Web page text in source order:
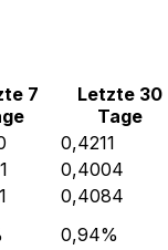
7
Letzte 30
Tage
0,4211
0,4004
0,4084
0,94%